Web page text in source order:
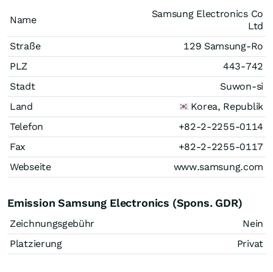
Name
Samsung Electronics Co
Ltd
Straße
129 Samsung-Ro
PLZ
443-742
Stadt
Suwon-si
Land
Korea, Republik
Telefon
+82-2-2255-0114
Fax
+82-2-2255-0117
Webseite
www.samsung.com
Emission Samsung Electronics (Spons. GDR)
Zeichnungsgebühr
Nein
Platzierung
Privat